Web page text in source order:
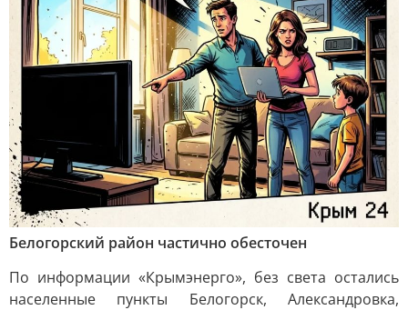
Белогорский район частично обесточен
По информации «Крымэнерго», без света остались
населенные пункты Белогорск, Александровка,